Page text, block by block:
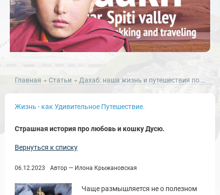
Главная Статьи Дахаб: наша жизнь и путешествия по Синаю.
Жизнь - как Удивительное Путешествие.
Страшная история про любовь и кошку Дусю.
Вернуться к списку
06.12.2023 Автор — Илона Крыжановская
Чаще размышляется не о полезном